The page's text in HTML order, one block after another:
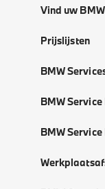
Vind uw
Prijslijsten
BMW
BMW
BMW